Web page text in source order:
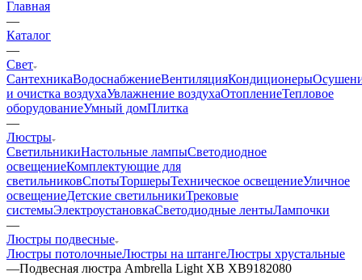
Главная
—
Каталог
—
Свет
СантехникаВодоснабжениеВентиляцияКондиционеры
и очистка воздухаУвлажнение воздухаОтоплениеТепловое
оборудованиеУмный домПлитка
—
Люстры
СветильникиНастольные лампыСветодиодное
освещениеКомплектующие для
светильниковСпотыТоршерыТехническое освещениеУличное
освещениеДетские светильникиТрековые
системыЭлектроустановкаСветодиодные лентыЛампочки
—
Люстры подвесные
Люстры потолочныеЛюстры на штангеЛюстры хрустальные
—Подвесная люстра Ambrella Light XB XB9182080